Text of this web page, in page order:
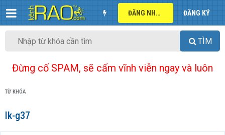
ĐĂNG NHẬP ĐĂNG KÝ
TÌM
Đừng cố SPAM, sẽ cấm vĩnh viễn ngay và luôn
TỪ KHÓA
lk-g37